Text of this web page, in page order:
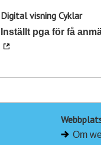
Digital visning Cyklar
Inställt pga för få
Om